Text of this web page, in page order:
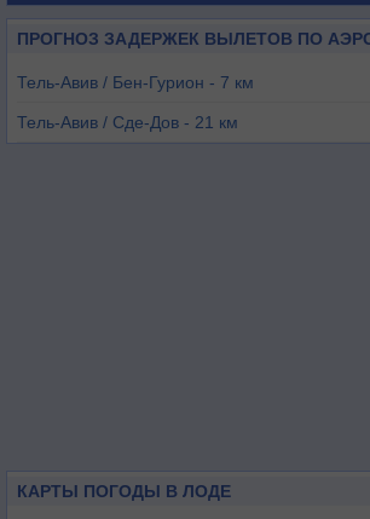
ПРОГНОЗ ЗАДЕРЖЕК ВЫЛЕТОВ ПО
Тель-Авив / Бен-Гурион - 7 км
Тель-Авив / Сде-Дов - 21 км
КАРТЫ ПОГОДЫ В ЛОДЕ